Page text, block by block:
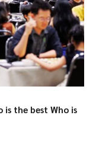
the best Who is